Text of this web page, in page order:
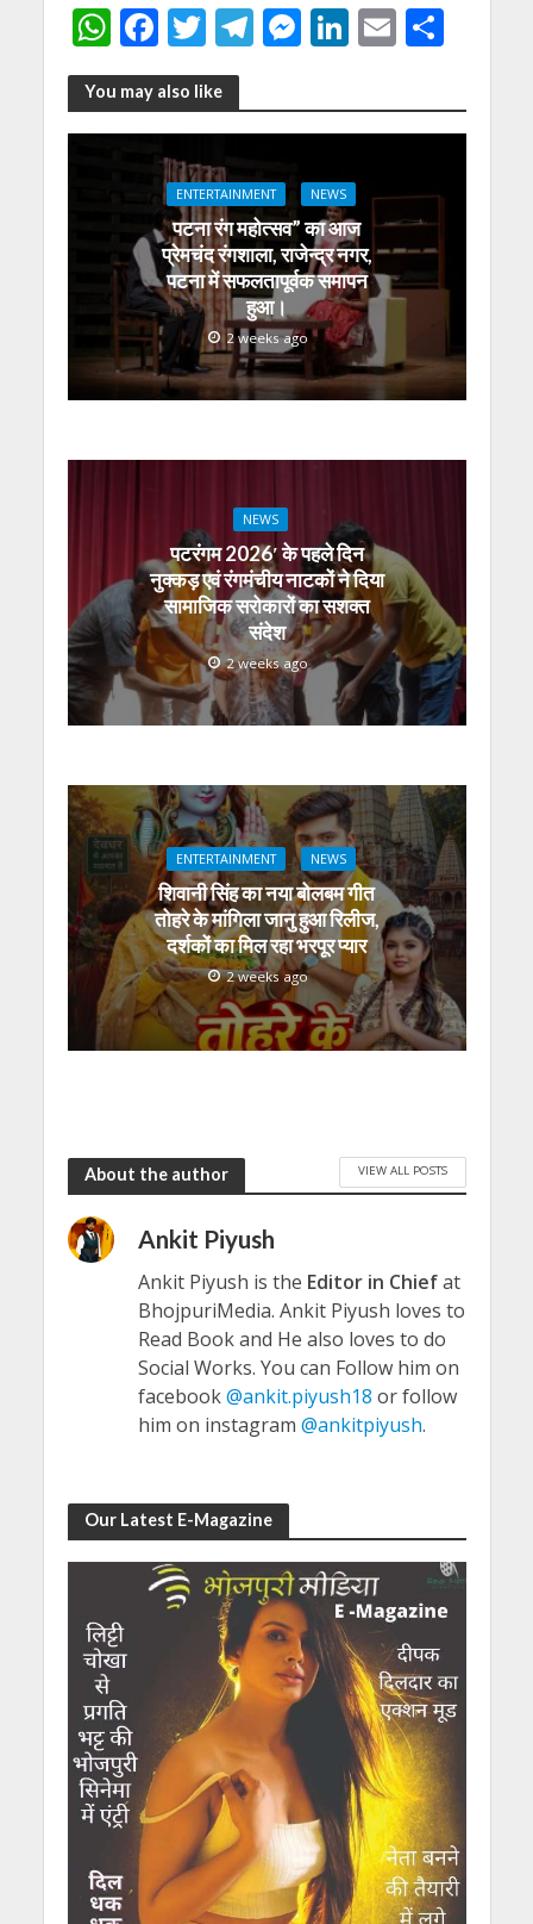
W
h
at
s
p
F
ac
e
b
o
o
k
T
w
itt
er
T
e
gr
a
m
M
ss
e
n
g
er
Li
k
e
dI
n
E
ai
l
S
ar
e
You may also like
ENTERTAINMENT NEWS
पटना रंग महोत्सव” का आज
प्रेमचंद रंगशाला, राजेन्द्र नगर,
पटना में सफलतापूर्वक समापन
हुआ।
2 weeks ago
NEWS
पटरंगम 2026′ के पहले दिन
नुक्कड़ एवं रंगमंचीय नाटकों ने दिया
सामाजिक सरोकारों का सशक्त
संदेश
2 weeks ago
ENTERTAINMENT NEWS
शिवानी सिंह का नया बोलबम गीत
तोहरे के मांगिला जानु हुआ रिलीज,
दर्शकों का मिल रहा भरपूर प्यार
2 weeks ago
About the author VIEW ALL POSTS
Ankit Piyush
Ankit Piyush is the Editor in Chiefat
BhojpuriMedia. Ankit Piyush loves to
Read Book and He also loves to do
Social Works. You can Follow him on
facebook@ankit.piyush18 or follow
him on instagram @ankitpiyush.
Our Latest E-Magazine